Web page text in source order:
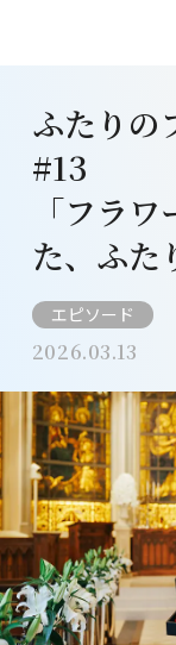
ふたりの
#13
「フラ
た、ふた
エピソード
2026.03.13